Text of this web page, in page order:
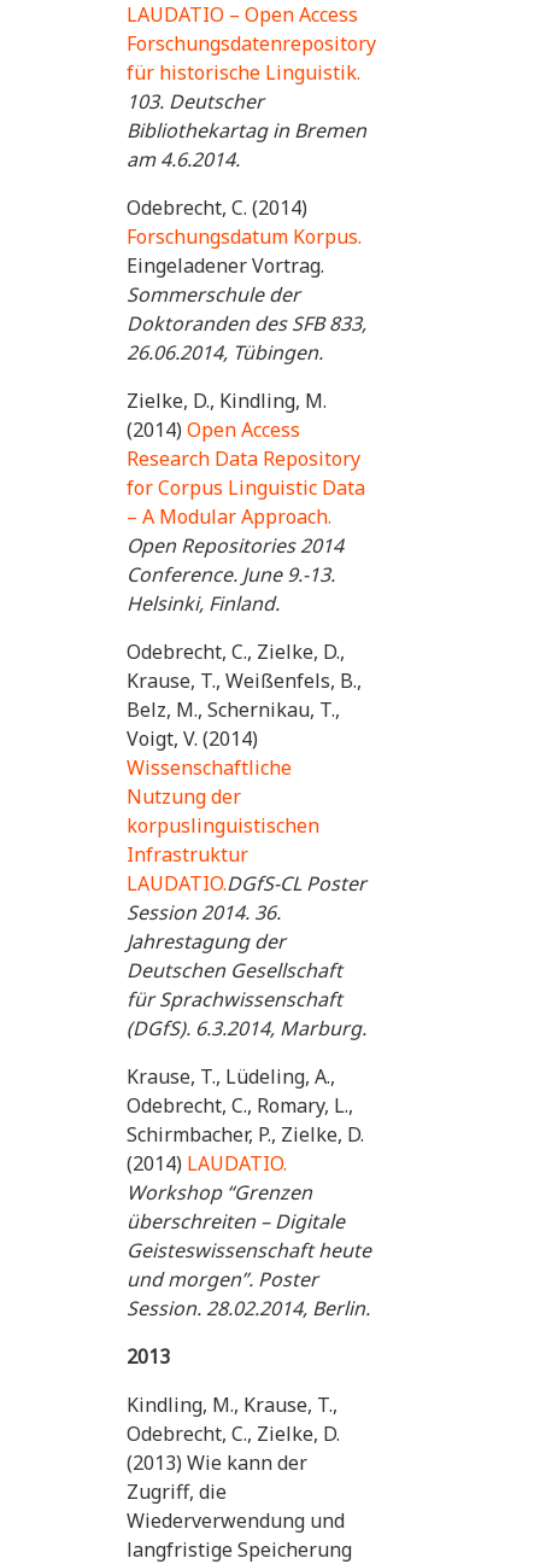
LAUDATIO – Open Access
Forschungsdatenrepository
für historische Linguistik.
103. Deutscher
Bibliothekartag in Bremen
am 4.6.2014.
Odebrecht, C. (2014)
Forschungsdatum Korpus.
Eingeladener Vortrag.
Sommerschule der
Doktoranden des SFB 833,
26.06.2014, Tübingen.
Zielke, D., Kindling, M.
(2014) Open Access
Research Data Repository
for Corpus Linguistic Data
– A Modular Approach.
Open Repositories 2014
Conference. June 9.-13.
Helsinki, Finland.
Odebrecht, C., Zielke, D.,
Krause, T., Weißenfels, B.,
Belz, M., Schernikau, T.,
Voigt, V. (2014)
Wissenschaftliche
Nutzung der
korpuslinguistischen
Infrastruktur
LAUDATIO.DGfS-CL Poster
Session 2014. 36.
Jahrestagung der
Deutschen Gesellschaft
für Sprachwissenschaft
(DGfS). 6.3.2014, Marburg.
Krause, T., Lüdeling, A.,
Odebrecht, C., Romary, L.,
Schirmbacher, P., Zielke, D.
(2014) LAUDATIO.
Workshop “Grenzen
überschreiten – Digitale
Geisteswissenschaft heute
und morgen”. Poster
Session. 28.02.2014, Berlin.
2013
Kindling, M., Krause, T.,
Odebrecht, C., Zielke, D.
(2013) Wie kann der
Zugriff, die
Wiederverwendung und
langfristige Speicherung